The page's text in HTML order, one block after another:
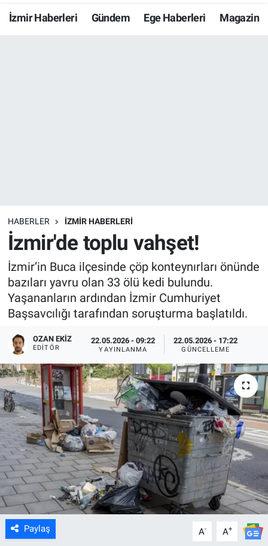
İzmir Haberleri Gündem Ege Haberleri Magazin
HABERLER İZMİR HABERLERİ
İzmir'de toplu vahşet!
İzmir’in Buca ilçesinde çöp konteynırları önünde
bazıları yavru olan 33 ölü kedi bulundu.
Yaşananların ardından İzmir Cumhuriyet
Başsavcılığı tarafından soruşturma başlatıldı.
OZAN EKIZ
EDITÖR
22.05.2026 - 09:22
YAYINLANMA
22.05.2026 - 17:22
GÜNCELLEME
Paylaş A- A+
Resmi İlanlar